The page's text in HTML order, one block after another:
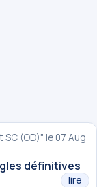
SC (OD)" le 07 Aug
définitives
lire